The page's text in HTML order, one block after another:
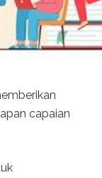
capaian